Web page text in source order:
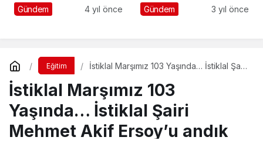
Milli Birlik Günü
Gündem 4 yıl önce
konferansla kutlandı
Gündem 3 yıl önce
Eğitim
İstiklal Marşımız 103 Yaşında… İstiklal Şairi
İstiklal Marşımız 103
Yaşında… İstiklal Şairi
Mehmet Akif Ersoy’u andık